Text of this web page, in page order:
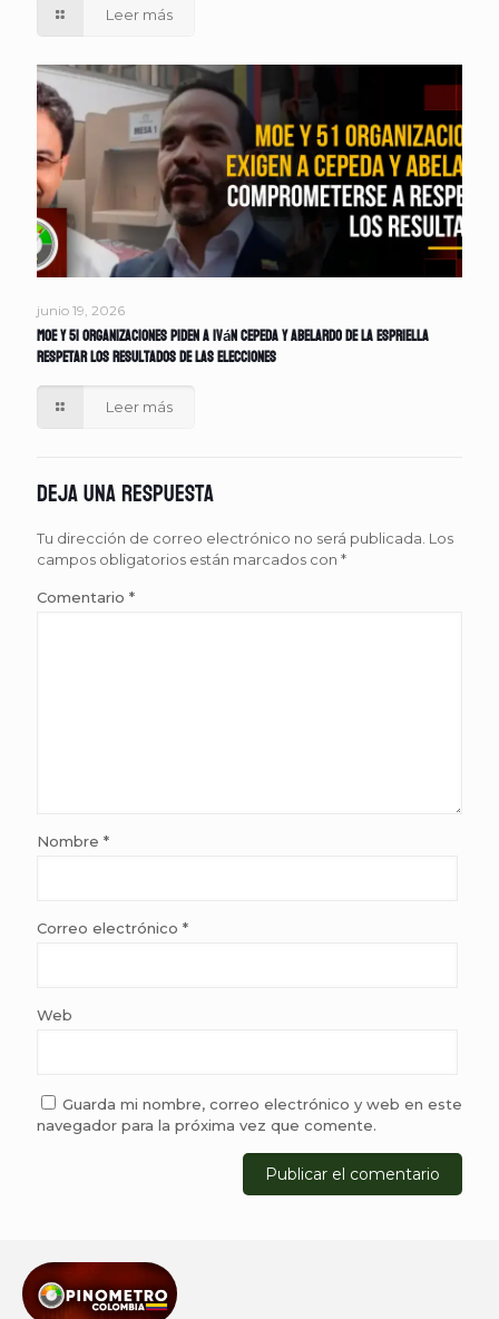
Leer más
junio 19, 2026
MOE y 51 organizaciones piden a Iván Cepeda y Abelardo de la Espriella
respetar los resultados de las elecciones
Leer más
Deja una respuesta
Tu dirección de correo electrónico no será publicada. Los
campos obligatorios están marcados con *
Comentario *
Nombre *
Correo electrónico *
Web
Guarda mi nombre, correo electrónico y web en este
navegador para la próxima vez que comente.